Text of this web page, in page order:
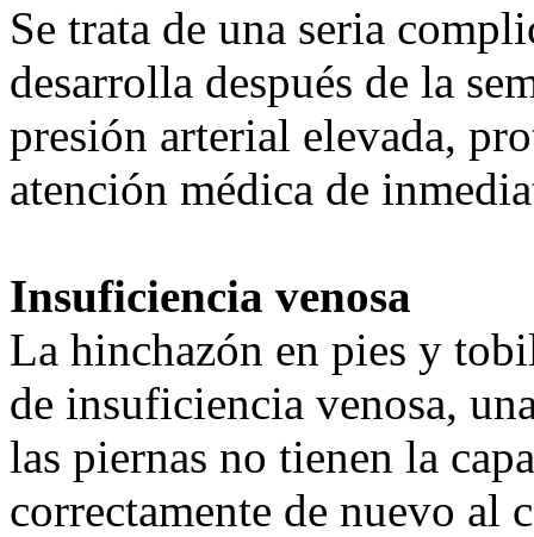
Se trata de una seria
desarrolla después de la
presión arterial elevada,
atención médica de
Insuficiencia venosa
La hinchazón en pies y
de insuficiencia venosa,
las piernas no tienen la
correctamente de nuevo al